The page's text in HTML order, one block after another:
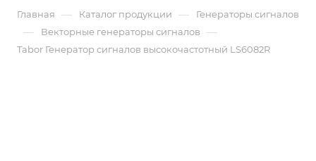
Главная — Каталог продукции — Генераторы сигналов
— Векторные генераторы сигналов —
Tabor Генератор сигналов высокочастотный LS6082R